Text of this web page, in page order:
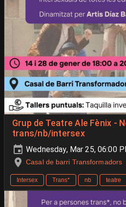
Grup de Teatre Ale Fènix -
trans/nb/intersex
Wednesday, Mar 25, 06:00
Casal de barri Transformadors
Intersex Trans* nb teatre